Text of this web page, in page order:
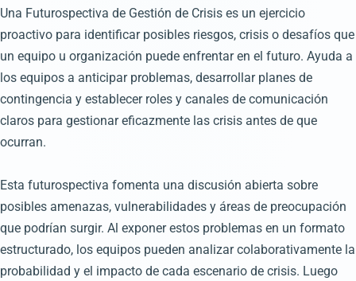
Una Futurospectiva de Gestión de Crisis es un ejercicio
proactivo para identificar posibles riesgos, crisis o desafíos que
un equipo u organización puede enfrentar en el futuro. Ayuda a
los equipos a anticipar problemas, desarrollar planes de
contingencia y establecer roles y canales de comunicación
claros para gestionar eficazmente las crisis antes de que
ocurran.
Esta futurospectiva fomenta una discusión abierta sobre
posibles amenazas, vulnerabilidades y áreas de preocupación
que podrían surgir. Al exponer estos problemas en un formato
estructurado, los equipos pueden analizar colaborativamente la
probabilidad y el impacto de cada escenario de crisis. Luego